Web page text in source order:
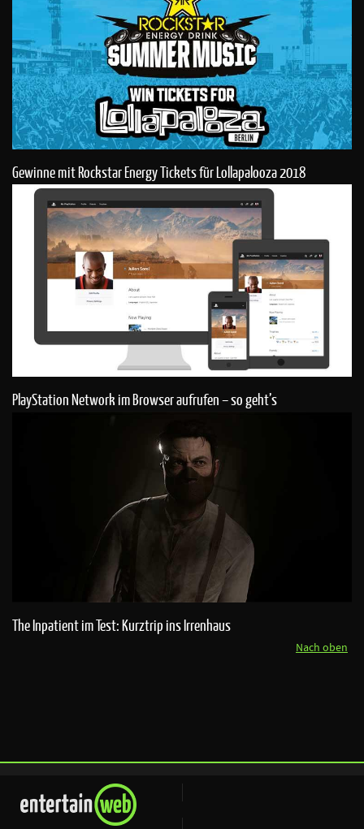
Gewinne mit Rockstar Energy Tickets für Lollapalooza 2018
PlayStation Network im Browser aufrufen – so geht’s
The Inpatient im Test: Kurztrip ins Irrenhaus
Nach oben